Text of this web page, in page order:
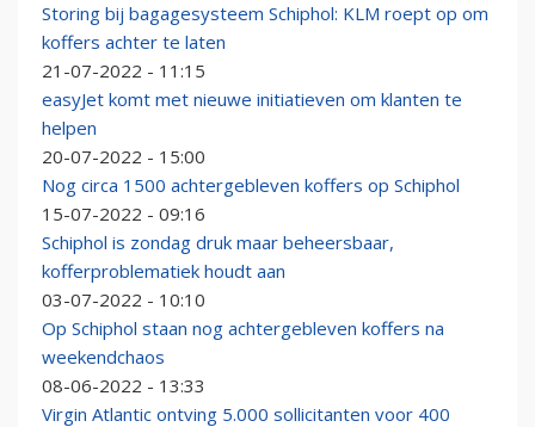
Storing bij bagagesysteem Schiphol: KLM roept op om
koffers achter te laten
21-07-2022 - 11:15
easyJet komt met nieuwe initiatieven om klanten te
helpen
20-07-2022 - 15:00
Nog circa 1500 achtergebleven koffers op Schiphol
15-07-2022 - 09:16
Schiphol is zondag druk maar beheersbaar,
kofferproblematiek houdt aan
03-07-2022 - 10:10
Op Schiphol staan nog achtergebleven koffers na
weekendchaos
08-06-2022 - 13:33
Virgin Atlantic ontving 5.000 sollicitanten voor 400